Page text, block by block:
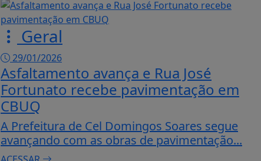
Geral
29/01/2026
Asfaltamento avança e Rua José
Fortunato recebe pavimentação em
CBUQ
A Prefeitura de Cel Domingos Soares segue
avançando com as obras de pavimentação...